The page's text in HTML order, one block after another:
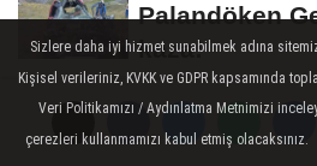
Palandöken
kaza!
Vali
sahalarında
Sizlere daha iyi hizmet sunabilmek adına
Kişisel verileriniz, KVKK ve GDPR kapsamında
Veri Politikamızı / Aydınlatma Metnimizi
çerezleri kullanmamızı kabul etmiş olacaksınız.